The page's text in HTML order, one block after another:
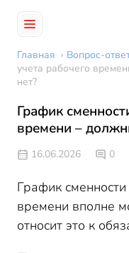
Главная › Вопрос-
учета рабочего
нет?
График
времени –
16.06.2026 0
График
времени вполне
относит это к